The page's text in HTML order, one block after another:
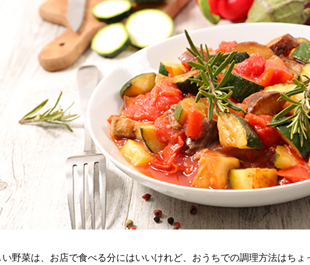
い野菜は、お店で食べる分にはいいけれど、おうちでの調理方法はち